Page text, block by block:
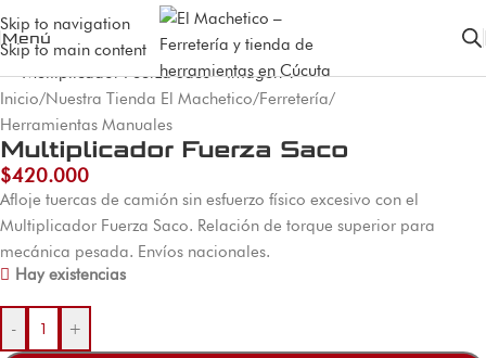
Skip to navigation
Skip to main content
Menú
Inicio/Nuestra Tienda El Machetico/Ferretería/
Herramientas Manuales
Multiplicador Fuerza Saco
$420.000
Afloje tuercas de camión sin esfuerzo físico excesivo con el
Multiplicador Fuerza Saco. Relación de torque superior para
mecánica pesada. Envíos nacionales.
Hay existencias
- +